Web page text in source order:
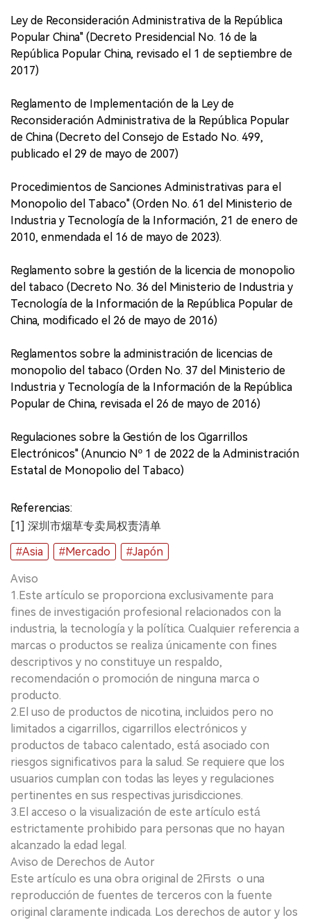
Ley de Reconsideración Administrativa de la República
Popular China" (Decreto Presidencial No. 16 de la
República Popular China, revisado el 1 de septiembre de
2017)
Reglamento de Implementación de la Ley de
Reconsideración Administrativa de la República Popular
de China (Decreto del Consejo de Estado No. 499,
publicado el 29 de mayo de 2007)
Procedimientos de Sanciones Administrativas para el
Monopolio del Tabaco" (Orden No. 61 del Ministerio de
Industria y Tecnología de la Información, 21 de enero de
2010, enmendada el 16 de mayo de 2023).
Reglamento sobre la gestión de la licencia de monopolio
del tabaco (Decreto No. 36 del Ministerio de Industria y
Tecnología de la Información de la República Popular de
China, modificado el 26 de mayo de 2016)
Reglamentos sobre la administración de licencias de
monopolio del tabaco (Orden No. 37 del Ministerio de
Industria y Tecnología de la Información de la República
Popular de China, revisada el 26 de mayo de 2016)
Regulaciones sobre la Gestión de los Cigarrillos
Electrónicos" (Anuncio Nº 1 de 2022 de la Administración
Estatal de Monopolio del Tabaco)
Referencias:
[1] 深圳市烟草专卖局权责清单
#Asia
#Mercado #Japón
Aviso
1.Este artículo se proporciona exclusivamente para
fines de investigación profesional relacionados con la
industria, la tecnología y la política. Cualquier referencia a
marcas o productos se realiza únicamente con fines
descriptivos y no constituye un respaldo,
recomendación o promoción de ninguna marca o
producto.
2.El uso de productos de nicotina, incluidos pero no
limitados a cigarrillos, cigarrillos electrónicos y
productos de tabaco calentado, está asociado con
riesgos significativos para la salud. Se requiere que los
usuarios cumplan con todas las leyes y regulaciones
pertinentes en sus respectivas jurisdicciones.
3.El acceso o la visualización de este artículo está
estrictamente prohibido para personas que no hayan
alcanzado la edad legal.
Aviso de Derechos de Autor
Este artículo es una obra original de 2Firsts o una
reproducción de fuentes de terceros con la fuente
original claramente indicada. Los derechos de autor y los